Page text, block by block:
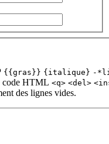
{{gras}} {italique} -
code HTML <q> <del>
des lignes vides.